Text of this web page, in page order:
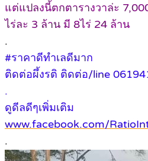
แต่แปลงนี้ตกตารางวาล่ะ
ไร่ละ 3 ล้าน มี 8ไร่ 24 ล้าน
.
#ราคาดีทำเลดีมาก
ติดต่อผึ้งรติ ติดต่อ/line
.
ดูดีลดีๆเพิ่มเติม
www.facebook.com/
.